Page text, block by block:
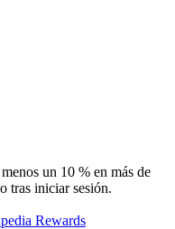
un 10 % en más de
tras iniciar sesión.
Rewards